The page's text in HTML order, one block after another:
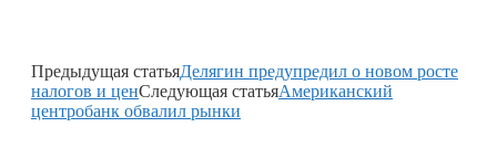
Предыдущая статьяДелягин предупредил о новом росте
налогов и ценСледующая статьяАмериканский
центробанк обвалил рынки